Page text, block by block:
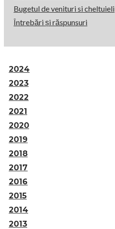
Bugetul de venituri si cheltuieli
Întrebări și răspunsuri
2024
2023
2022
2021
2020
2019
2018
2017
2016
2015
2014
2013